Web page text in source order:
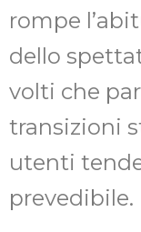
rompe
dello
volti che
transizioni
utenti
prevedibile.